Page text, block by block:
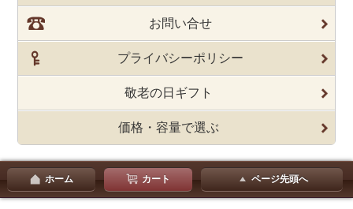
お問い合せ
プライバシーポリシー
敬老の日ギフト
価格・容量で選ぶ
ホーム カート ページ先頭へ